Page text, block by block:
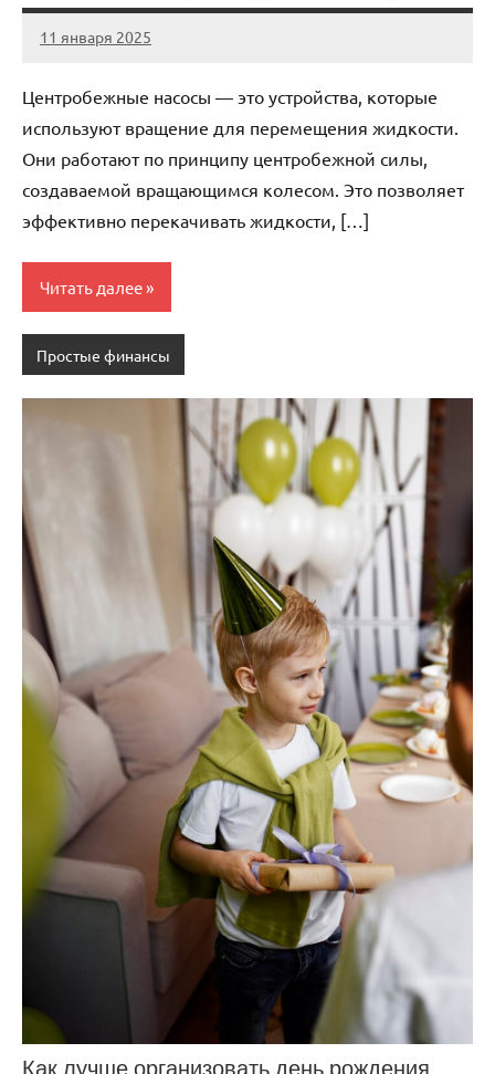
11 января 2025
Avtor
Нет
Центробежные насосы — это устройства, которые
используют вращение для перемещения жидкости.
Они работают по принципу центробежной силы,
создаваемой вращающимся колесом. Это позволяет
эффективно перекачивать жидкости, […]
Читать далее
Простые финансы